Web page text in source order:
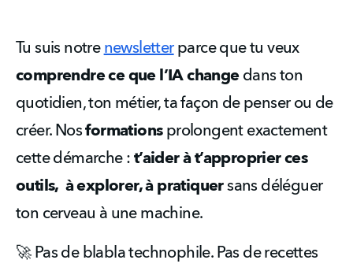
Tu suis notre newsletter
parce que tu veux
comprendre ce que l’IA change dans ton
quotidien, ton métier, ta façon de penser ou de
créer. Nos formations prolongent exactement
cette démarche : t’aider à t’approprier ces
outils,  à explorer, à pratiquer sans déléguer
ton cerveau à une machine.
🚀 Pas de blabla technophile. Pas de recettes